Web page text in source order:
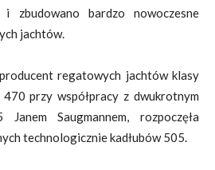
zbudowano bardzo nowoczesne
jachtów.
regatowych jachtów klasy
przy współpracy z dwukrotnym
Saugmannem, rozpoczęła
technologicznie kadłubów 505.